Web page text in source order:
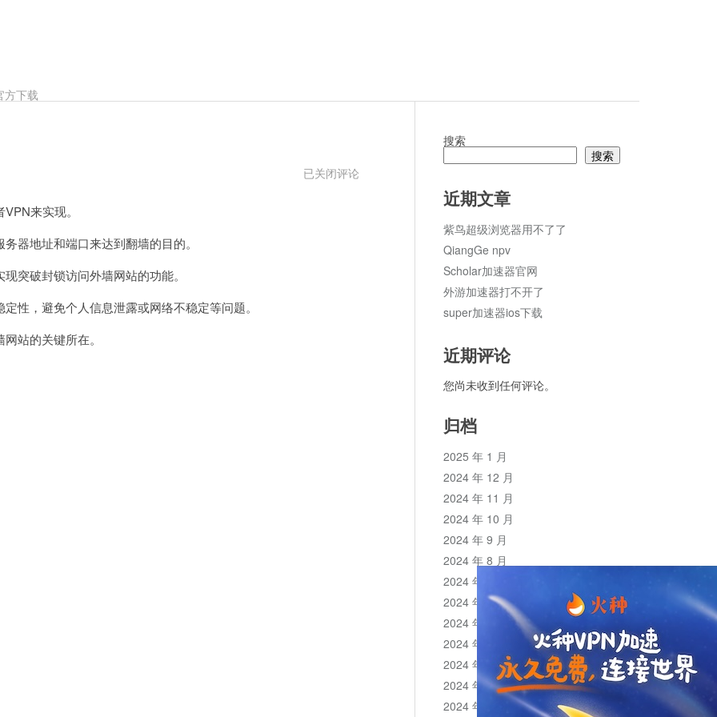
方下载
如
已关闭评论
来实现。
地址和端口来达到翻墙的目的。
破封锁访问外墙网站的功能。
，避免个人信息泄露或网络不稳定等问题。
站的关键所在。
搜索
搜索
近期文章
紫鸟超级浏览器用不了了
QiangGe npv
Scholar加速器官网
外游加速器打不开了
super加速器ios下载
近期评论
您尚未收到任何评论。
归档
2025 年 1 月
2024 年 12 月
2024 年 11 月
2024 年 10 月
2024 年 9 月
2024 年 8 月
2024 年 7 月
2024 年 6 月
2024 年 5 月
2024 年 4 月
2024 年 3 月
2024 年 2 月
2024 年 1 月